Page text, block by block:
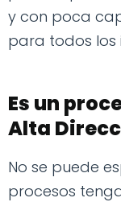
y con poca
para todos los
Es un
Alta
No se puede
procesos